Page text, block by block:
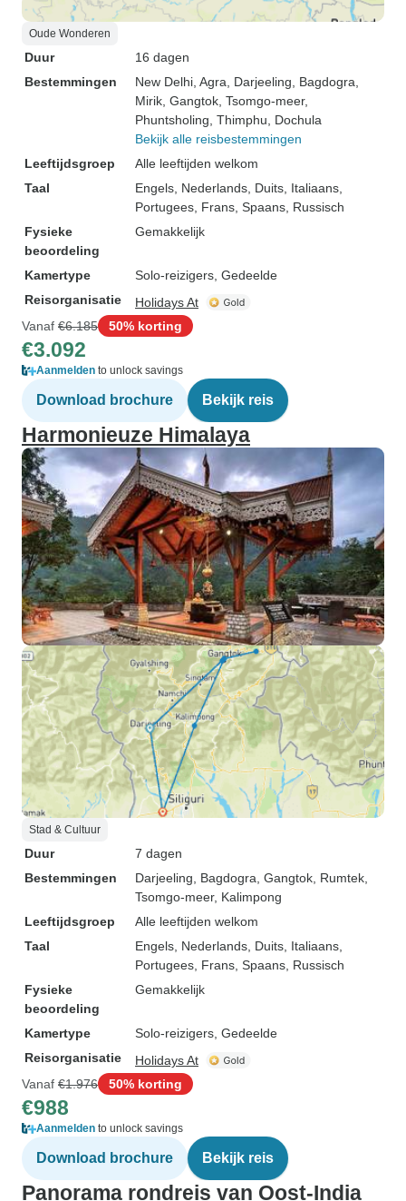
Oude Wonderen
Duur
16 dagen
Bestemmingen
New Delhi , Agra , Darjeeling , Bagdogra
Mirik , Gangtok , Tsomgo-meer,
Phuntsholing , Thimphu , Dochula
Bekijk alle reisbestemmingen
Leeftijdsgroep
Alle leeftijden welkom
Taal
Engels, Nederlands, Duits, Italiaans,
Portugees, Frans, Spaans, Russisch
Fysieke
beoordeling
Gemakkelijk
Kamertype
Solo-reizigers, Gedeelde
Reisorganisatie
Holidays At
Vanaf €6.185 50% korting
€3.092
Aanmelden to unlock savings
Download brochure Bekijk reis
Harmonieuze Himalaya
Stad & Cultuur
Duur
7 dagen
Bestemmingen
Darjeeling , Bagdogra , Gangtok , Rumtek
Tsomgo-meer, Kalimpong
Leeftijdsgroep
Alle leeftijden welkom
Taal
Engels, Nederlands, Duits, Italiaans,
Portugees, Frans, Spaans, Russisch
Fysieke
beoordeling
Gemakkelijk
Kamertype
Solo-reizigers, Gedeelde
Reisorganisatie
Holidays At
Vanaf €1.976 50% korting
€988
Aanmelden to unlock savings
Download brochure Bekijk reis
Panorama rondreis van Oost-India